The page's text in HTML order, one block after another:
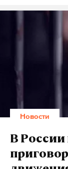
качеством
ведомство
итогам
расписание
финансового
Особое
где острее
скорой
региона
развитие
Новости
В